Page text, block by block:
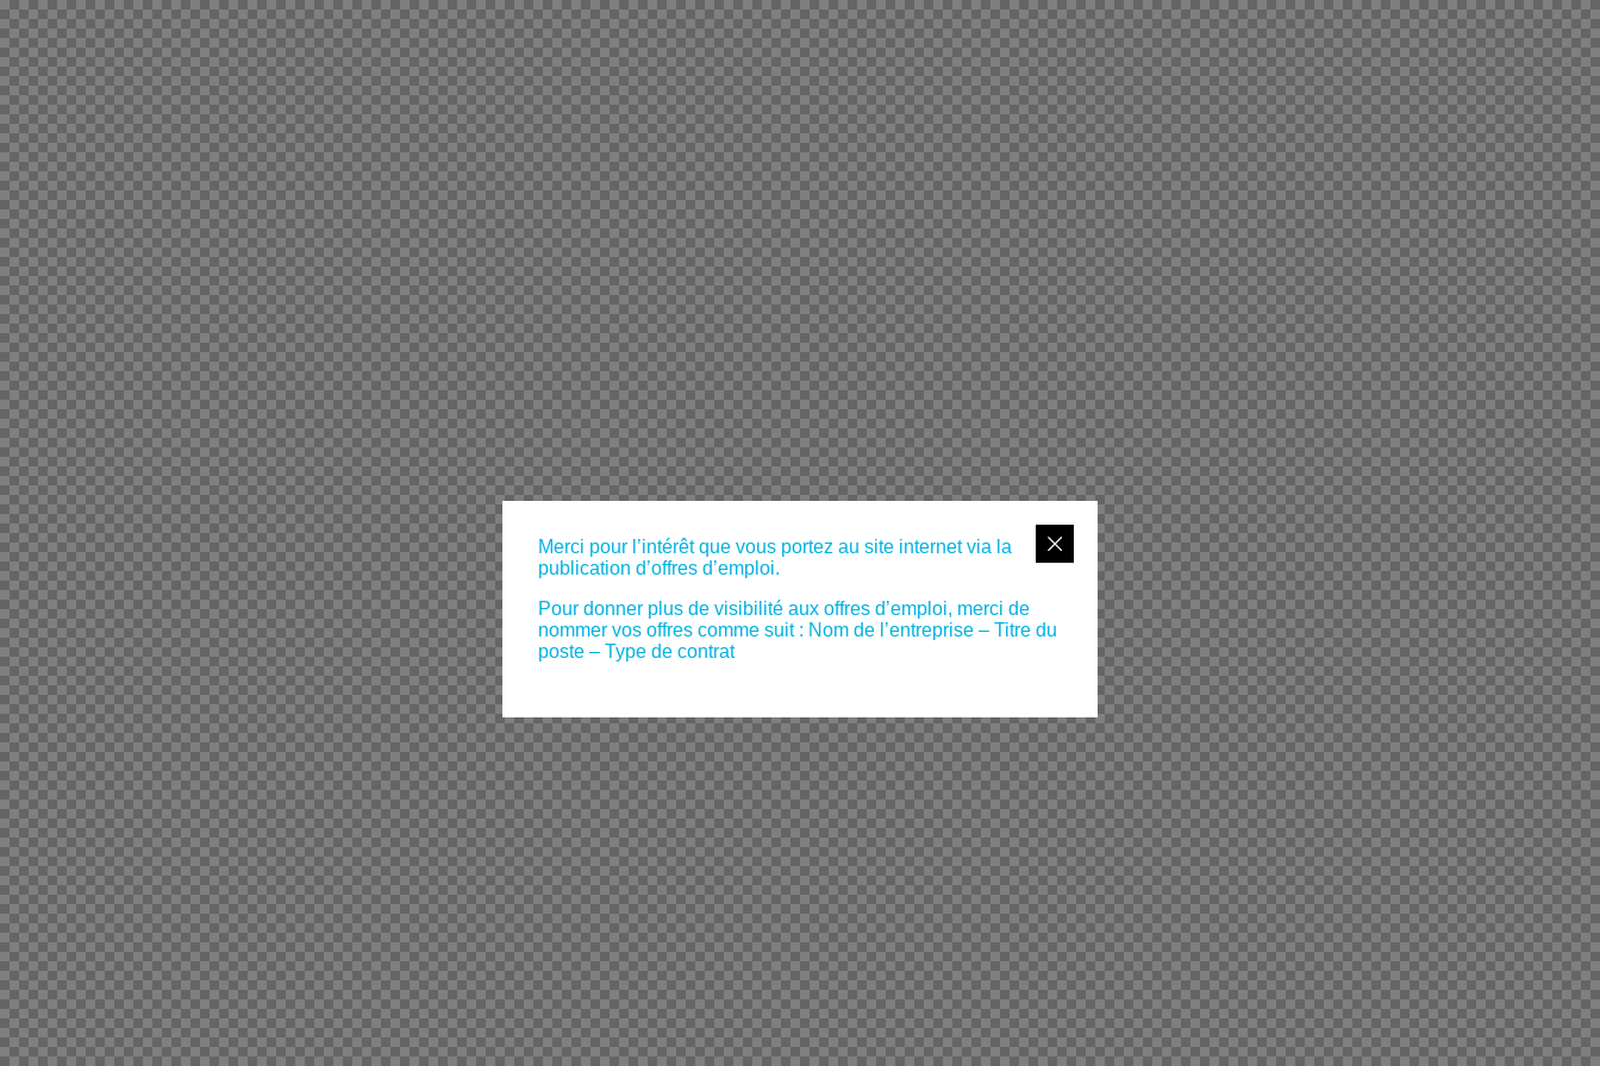
Merci pour l’intérêt que vous portez au site internet via la
publication d’offres d’emploi.
Pour donner plus de visibilité aux offres d’emploi, merci de
nommer vos offres comme suit : Nom de l’entreprise – Titre du
poste – Type de contrat